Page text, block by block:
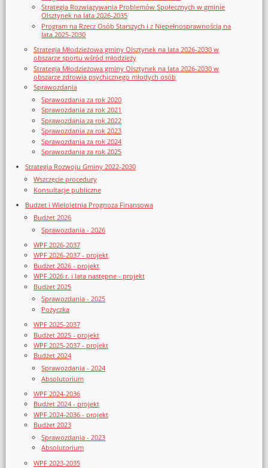
Strategia Rozwiązywania Problemów Społecznych w gminie
Olsztynek na lata 2026-2035
Program na Rzecz Osób Starszych i z Niepełnosprawnością na
lata 2025-2030
Strategia Młodzieżowa gminy Olsztynek na lata 2026-2030 w
obszarze sportu wśród młodzieży
Strategia Młodzieżowa gminy Olsztynek na lata 2026-2030 w
obszarze zdrowia psychicznego młodych osób
Sprawozdania
Sprawozdania za rok 2020
Sprawozdania za rok 2021
Sprawozdania za rok 2022
Sprawozdania za rok 2023
Sprawozdania za rok 2024
Sprawozdania za rok 2025
Strategia Rozwoju Gminy 2022-2030
Wszczęcie procedury
Konsultacje publiczne
Budżet i Wieloletnia Prognoza Finansowa
Budżet 2026
Sprawozdania - 2026
WPF 2026-2037
WPF 2026-2037 - projekt
Budżet 2026 - projekt
WPF 2026 r. i lata następne - projekt
Budżet 2025
Sprawozdania - 2025
Pożyczka
WPF 2025-2037
Budżet 2025 - projekt
WPF 2025-2037 - projekt
Budżet 2024
Sprawozdania - 2024
Absolutorium
WPF 2024-2036
Budżet 2024 - projekt
WPF 2024-2036 - projekt
Budżet 2023
Sprawozdania - 2023
Absolutorium
WPF 2023-2035